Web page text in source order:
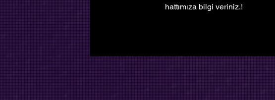
hattımıza bilgi veriniz.!